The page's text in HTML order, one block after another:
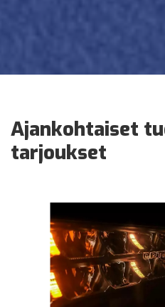
Ajankohtaiset
tarjoukset